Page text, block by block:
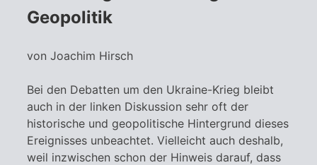
Geopolitik
von Joachim Hirsch
Bei den Debatten um den Ukraine-Krieg bleibt
auch in der linken Diskussion sehr oft der
historische und geopolitische Hintergrund dieses
Ereignisses unbeachtet. Vielleicht auch deshalb,
weil inzwischen schon der Hinweis darauf, dass